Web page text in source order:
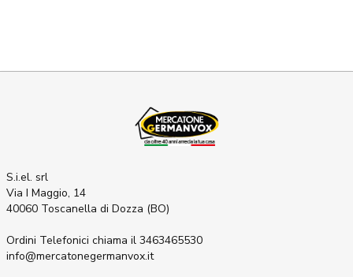
S.i.el. srl
Via I Maggio, 14
40060 Toscanella di Dozza (BO)
Ordini Telefonici chiama il 3463465530
info@mercatonegermanvox.it